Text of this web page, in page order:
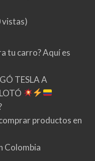
tu carro? Aquí es
TESLA A
productos en
Colombia